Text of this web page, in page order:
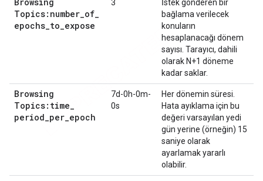
Topics:number of
epochs to expose
3
İstek gönderen bir
bağlama verilecek
konuların
hesaplanacağı dönem
sayısı. Tarayıcı, dahili
olarak N+1 döneme
kadar saklar.
Browsing
Topics:time
period per epoch
7d-0h-0m-
0s
Her dönemin süresi.
Hata ayıklama için bu
değeri varsayılan yedi
gün yerine (örneğin) 15
saniye olarak
ayarlamak yararlı
olabilir.